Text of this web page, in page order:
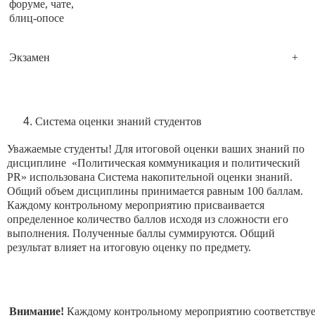
форуме, чате,
блиц-опосе
Экзамен +
Система оценки знаний студентов
Уважаемые студенты! Для итоговой оценки ваших знаний по
дисциплине «Политическая коммуникация и политический
PR» использована Система накопительной оценки знаний.
Общий объем дисциплины принимается равным 100 баллам.
Каждому контрольному мероприятию присваивается
определенное количество баллов исходя из сложности его
выполнения. Полученные баллы суммируются. Общий
результат влияет на итоговую оценку по предмету.
Внимание! Каждому контрольному мероприятию